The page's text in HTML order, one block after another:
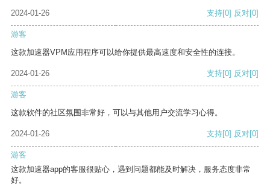
2024-01-26 支持[0] 反对[0]
游客
这款加速器VPM应用程序可以给你提供最高速度和安全性的连接。
2024-01-26 支持[0] 反对[0]
游客
这款软件的社区氛围非常好，可以与其他用户交流学习心得。
2024-01-26 支持[0] 反对[0]
游客
这款加速器app的客服很贴心，遇到问题都能及时解决，服务态度非常
好。